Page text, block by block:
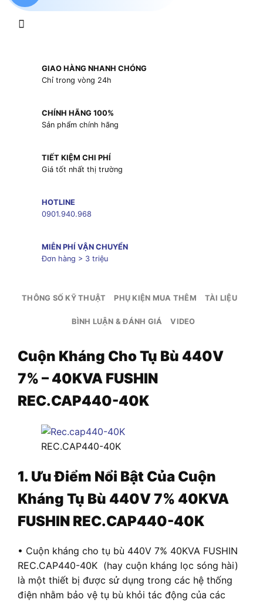
GIAO HÀNG NHANH CHÓNG
Chỉ trong vòng 24h
CHÍNH HÃNG 100%
Sản phẩm chính hãng
TIẾT KIỆM CHI PHÍ
Giá tốt nhất thị trường
HOTLINE
0901.940.968
MIỄN PHÍ VẬN CHUYỂN
Đơn hàng > 3 triệu
THÔNG SỐ KỸ THUẬT PHỤ KIỆN MUA THÊM TÀI LIỆU
BÌNH LUẬN & ĐÁNH GIÁ VIDEO
Cuộn Kháng Cho Tụ Bù 440V
7% – 40KVA FUSHIN
REC.CAP440-40K
REC.CAP440-40K
1. Ưu Điểm Nổi Bật Của Cuộn
Kháng Tụ Bù 440V 7% 40KVA
FUSHIN REC.CAP440-40K
• Cuộn kháng cho tụ bù 440V 7% 40KVA FUSHIN
REC.CAP440-40K (hay cuộn kháng lọc sóng hài)
là một thiết bị được sử dụng trong các hệ thống
điện nhằm bảo vệ tụ bù khỏi tác động của các